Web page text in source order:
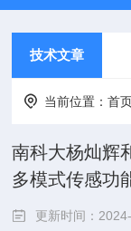
技术文章
当前位置：首
南科大杨灿辉
多模式传感功
更新时间：